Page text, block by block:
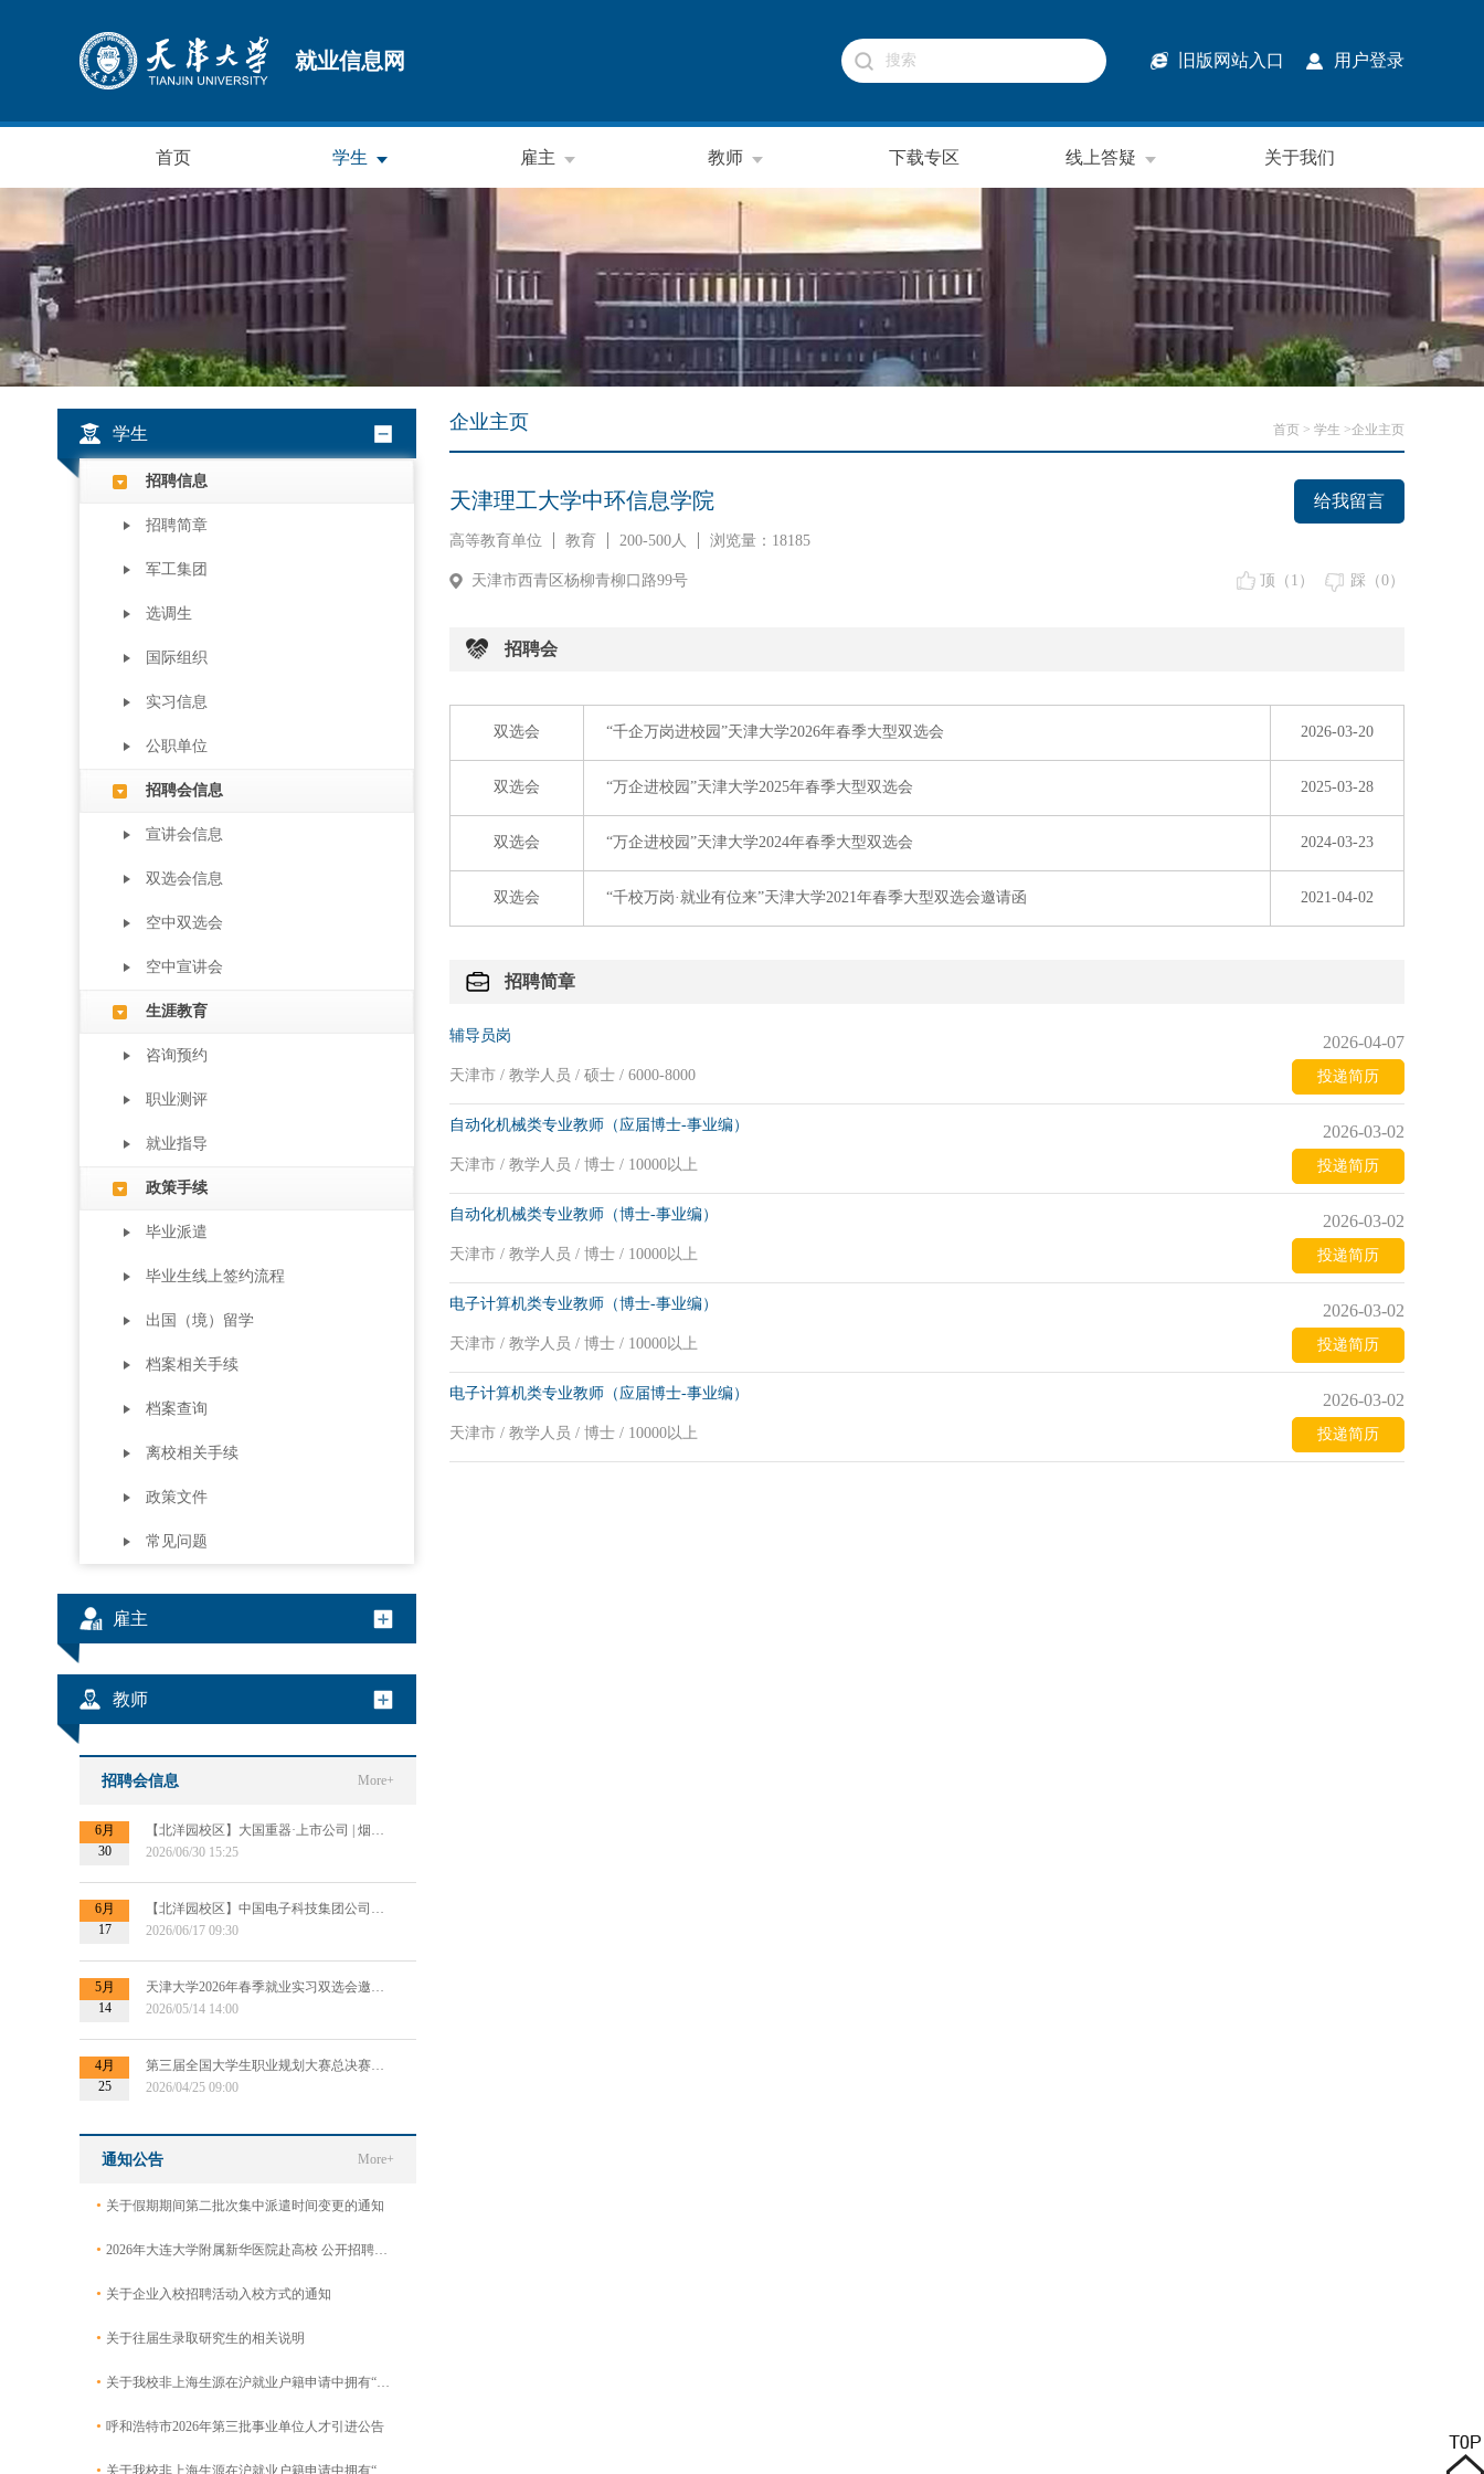
就业信息网 用户登录
旧版网站入口
首页 学生 雇主 教师 下载专区 线上答疑 关于我们
学生
招聘信息
招聘简章
军工集团
选调生
国际组织
实习信息
公职单位
招聘会信息
宣讲会信息
双选会信息
空中双选会
空中宣讲会
生涯教育
咨询预约
职业测评
就业指导
政策手续
毕业派遣
毕业生线上签约流程
出国（境）留学
档案相关手续
档案查询
离校相关手续
政策文件
常见问题
雇主
教师
招聘会信息 More+
6月
30
【北洋园校区】大国重器·上市公司 | 烟台杰瑞集团2027届秋招提前批宣讲会
2026/06/30 15:25
6月
17
【北洋园校区】中国电子科技集团公司第十四研究所信息处理研究部提前批招聘宣讲
2026/06/17 09:30
5月
14
天津大学2026年春季就业实习双选会邀请函
2026/05/14 14:00
4月
25
第三届全国大学生职业规划大赛总决赛专场招聘会暨“千校万企供需对接会”
2026/04/25 09:00
通知公告 More+
• 关于假期期间第二批次集中派遣时间变更的通知
• 2026年大连大学附属新华医院赴高校 公开招聘工作人员公告
• 关于企业入校招聘活动入校方式的通知
• 关于往届生录取研究生的相关说明
• 关于我校非上海生源在沪就业户籍申请中拥有“专利证书及申请”的毕业生名单公示
• 呼和浩特市2026年第三批事业单位人才引进公告
• 关于我校非上海生源在沪就业户籍申请中拥有“专利证书及申请”的毕业生名单公示
企业主页 首页 > 学生 >企业主页
天津理工大学中环信息学院 给我留言
高等教育单位 教育 200-500人 浏览量：18185
天津市西青区杨柳青柳口路99号 顶（ 1 ） 踩（0）
招聘会
双选会 “千企万岗进校园”天津大学2026年春季大型双选会 2026-03-20
双选会 “万企进校园”天津大学2025年春季大型双选会 2025-03-28
双选会 “万企进校园”天津大学2024年春季大型双选会 2024-03-23
双选会 “千校万岗·就业有位来”天津大学2021年春季大型双选会邀请函 2021-04-02
招聘简章
辅导员岗 2026-04-07
天津市 / 教学人员 / 硕士 / 6000-8000 投递简历
自动化机械类专业教师（应届博士-事业编） 2026-03-02
天津市 / 教学人员 / 博士 / 10000以上 投递简历
自动化机械类专业教师（博士-事业编） 2026-03-02
天津市 / 教学人员 / 博士 / 10000以上 投递简历
电子计算机类专业教师（博士-事业编） 2026-03-02
天津市 / 教学人员 / 博士 / 10000以上 投递简历
电子计算机类专业教师（应届博士-事业编） 2026-03-02
天津市 / 教学人员 / 博士 / 10000以上 投递简历